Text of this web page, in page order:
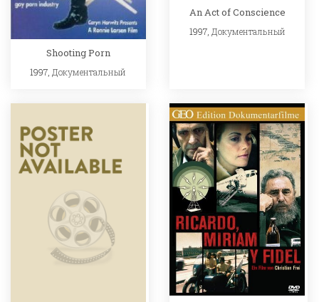
Shooting Porn
1997,Документальный
An Act of Conscience
1997, Документальный